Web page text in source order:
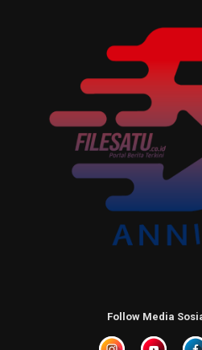
Follow Media